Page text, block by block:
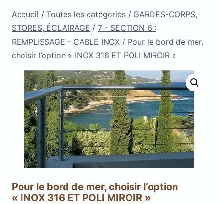
Accueil / Toutes les catégories / GARDES-CORPS,
STORES, ÉCLAIRAGE / 7 - SECTION 6 :
REMPLISSAGE - CABLE INOX / Pour le bord de mer,
choisir l’option « INOX 316 ET POLI MIROIR »
Pour le bord de mer, choisir l’option
« INOX 316 ET POLI MIROIR »